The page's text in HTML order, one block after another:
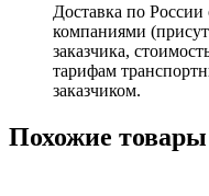
Доставка по
компаниями
заказчика,
тарифам
заказчиком.
Похожие товары